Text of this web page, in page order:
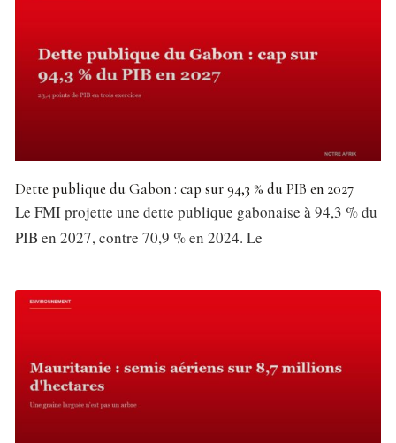
Dette publique du Gabon : cap sur 94,3 % du PIB en 2027
Le FMI projette une dette publique gabonaise à 94,3 % du
PIB en 2027, contre 70,9 % en 2024. Le